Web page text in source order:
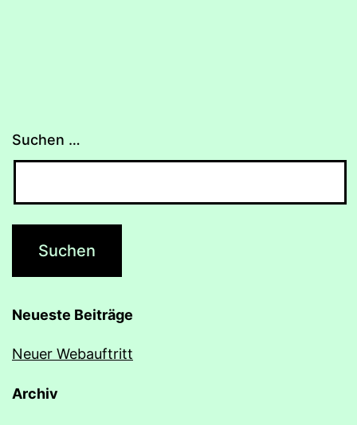
Suchen …
Neueste Beiträge
Neuer Webauftritt
Archiv